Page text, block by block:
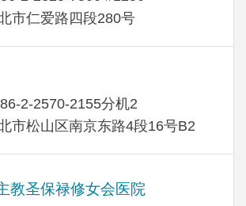
市仁爱路四段280号
2-2570-2155分机2
市松山区南京东路4段16号B​​2
教圣保禄修女会医院